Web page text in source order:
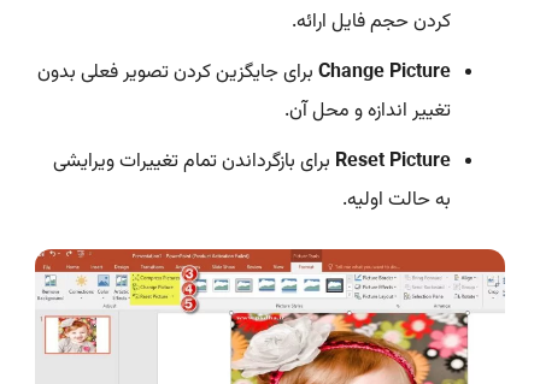
کردن حجم فایل ارائه.
Change Pictureبرای جایگزین کردن تصویر فعلی بدون
تغییر اندازه و محل آن.
Reset Picture برای بازگرداندن تمام تغییرات ویرایشی
به حالت اولیه.